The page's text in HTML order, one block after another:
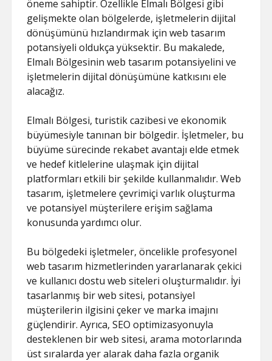
öneme sahiptir. Özellikle Elmalı Bölgesi gibi
gelişmekte olan bölgelerde, işletmelerin dijital
dönüşümünü hızlandırmak için web tasarım
potansiyeli oldukça yüksektir. Bu makalede,
Elmalı Bölgesinin web tasarım potansiyelini ve
işletmelerin dijital dönüşümüne katkısını ele
alacağız.
Elmalı Bölgesi, turistik cazibesi ve ekonomik
büyümesiyle tanınan bir bölgedir. İşletmeler, bu
büyüme sürecinde rekabet avantajı elde etmek
ve hedef kitlelerine ulaşmak için dijital
platformları etkili bir şekilde kullanmalıdır. Web
tasarım, işletmelere çevrimiçi varlık oluşturma
ve potansiyel müşterilere erişim sağlama
konusunda yardımcı olur.
Bu bölgedeki işletmeler, öncelikle profesyonel
web tasarım hizmetlerinden yararlanarak çekici
ve kullanıcı dostu web siteleri oluşturmalıdır. İyi
tasarlanmış bir web sitesi, potansiyel
müşterilerin ilgisini çeker ve marka imajını
güçlendirir. Ayrıca, SEO optimizasyonuyla
desteklenen bir web sitesi, arama motorlarında
üst sıralarda yer alarak daha fazla organik